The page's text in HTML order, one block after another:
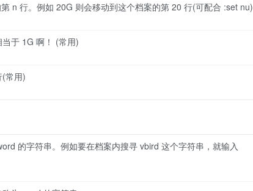
n 行。例如 20G 则会移动到这个档案的第 20 行(可配合 :set nu)
于 1G 啊！ (常用)
常用)
的字符串。例如要在档案内搜寻 vbird 这个字符串，就输入